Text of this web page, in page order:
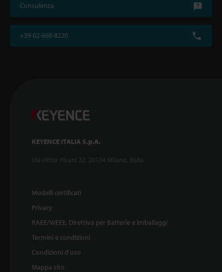
Consulenza
+39-02-668-8220
KEYENCE ITALIA S.p.A.
Via Vittor Pisani 22, 20124 Milano, Italia
Modelli certificati
Privacy
RAEE/WEEE, Direttiva per Batterie e Imballaggi
Termini e condizioni
Condizioni d'uso
Mappa sito